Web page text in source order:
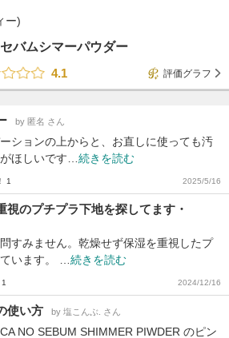
ー)
バムシマーパウダー
4.1
評価グラフ
by 匿名 さん
ションの上からと、お直しに使っても汚
ほしいです… 続きを読む
1 2025/5/16
のプチプラ下地を探してます・
すみません。乾燥せず保湿を重視したプ
います。 … 続きを読む
2024/12/16
使い方 by 塩こんぶ. さん
NO SEBUM SHIMMER PIWDER のピン